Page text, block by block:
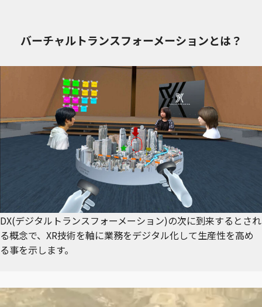
バーチャルトランスフォーメーションとは？
DX(デジタルトランスフォーメーション)の次に到来するとされ
る概念で、XR技術を軸に業務をデジタル化して生産性を高め
る事を示します。